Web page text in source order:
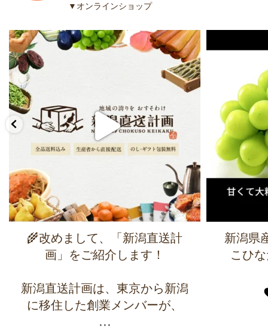
▼オンラインショップ
🌾改めまして、「新潟直送計
画」をご紹介します！
新潟直送計画は、東京から新潟
に移住した創業メンバーが、
...
新潟県
こひ